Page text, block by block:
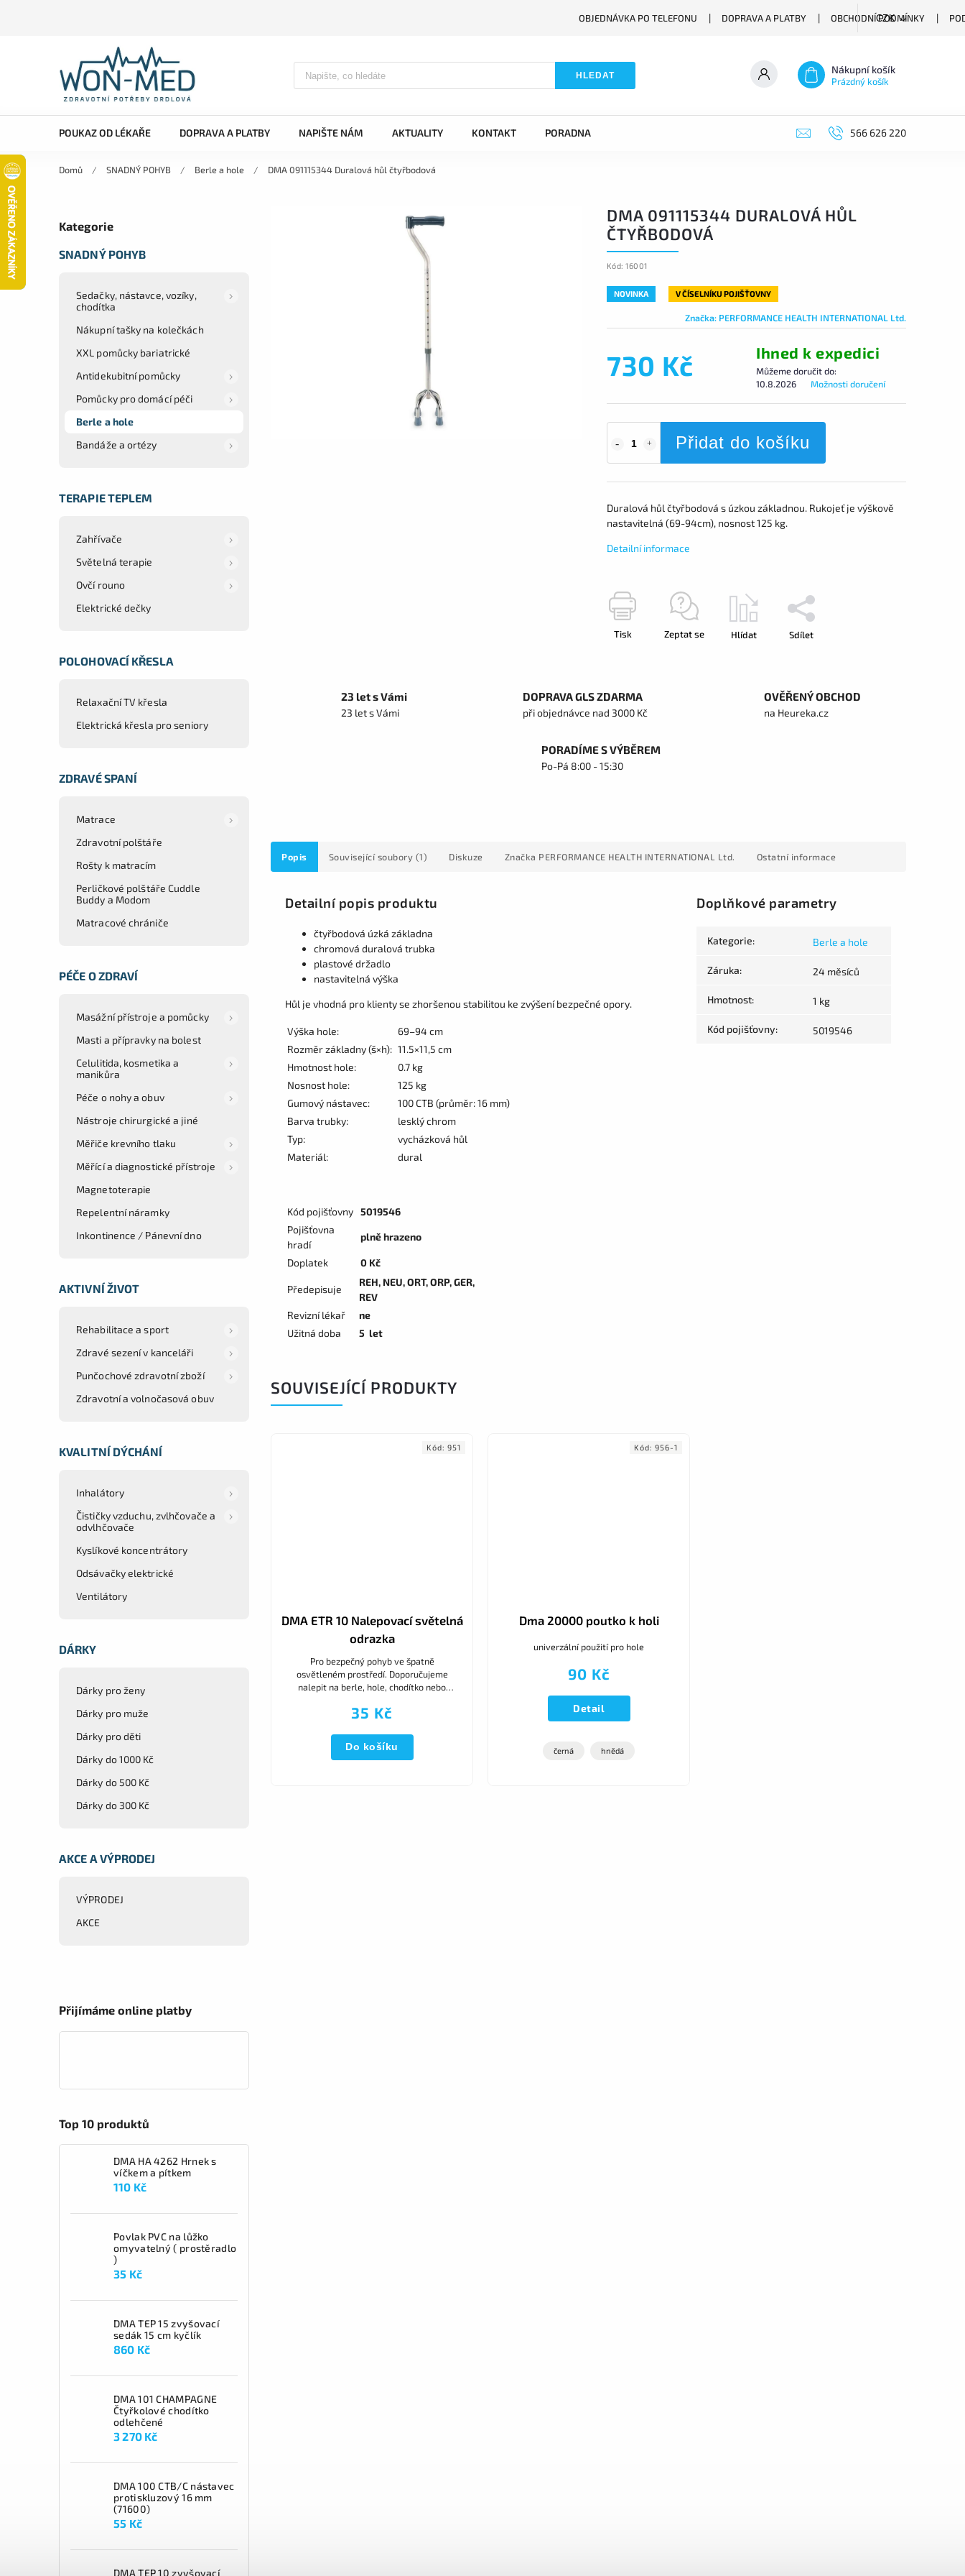
OBJEDNÁVKA PO TELEFONU DOPRAVA A PLATBY OBCHODNÍ PODMÍNKY
CZK
HLEDAT Nákupní košík
Prázdný košík
POUKAZ OD LÉKAŘE DOPRAVA A PLATBY NAPIŠTE NÁM AKTUALITY KONTAKT PORADNA 566 626 220
Domů / SNADNÝ POHYB / Berle a hole / DMA 091115344 Duralová hůl čtyřbodová
Kategorie
SNADNÝ POHYB
Sedačky, nástavce, vozíky,
chodítka
Nákupní tašky na kolečkách
XXL pomůcky bariatrické
Antidekubitní pomůcky
Pomůcky pro domácí péči
Berle a hole
Bandáže a ortézy
TERAPIE TEPLEM
Zahřívače
Světelná terapie
Ovčí rouno
Elektrické dečky
POLOHOVACÍ KŘESLA
Relaxační TV křesla
Elektrická křesla pro seniory
ZDRAVÉ SPANÍ
Matrace
Zdravotní polštáře
Rošty k matracím
Perličkové polštáře Cuddle
Buddy a Modom
Matracové chrániče
PÉČE O ZDRAVÍ
Masážní přístroje a pomůcky
Masti a přípravky na bolest
Celulitida, kosmetika a
manikůra
Péče o nohy a obuv
Nástroje chirurgické a jiné
Měřiče krevního tlaku
Měřící a diagnostické přístroje
Magnetoterapie
Repelentní náramky
Inkontinence / Pánevní dno
AKTIVNÍ ŽIVOT
Rehabilitace a sport
Zdravé sezení v kanceláři
Punčochové zdravotní zboží
Zdravotní a volnočasová obuv
KVALITNÍ DÝCHÁNÍ
Inhalátory
Čističky vzduchu, zvlhčovače a
odvlhčovače
Kyslíkové koncentrátory
Odsávačky elektrické
Ventilátory
DÁRKY
Dárky pro ženy
Dárky pro muže
Dárky pro děti
Dárky do 1000 Kč
Dárky do 500 Kč
Dárky do 300 Kč
AKCE A VÝPRODEJ
VÝPRODEJ
AKCE
Přijímáme online platby
Top 10 produktů
DMA HA 4262 Hrnek s
víčkem a pítkem
110 Kč
Povlak PVC na lůžko
omyvatelný ( prostěradlo
)
35 Kč
DMA TEP 15 zvyšovací
sedák 15 cm kyčlík
860 Kč
DMA 101 CHAMPAGNE
Čtyřkolové chodítko
odlehčené
3 270 Kč
DMA 100 CTB/C nástavec
protiskluzový 16 mm
(71600)
55 Kč
DMA TEP 10 zvyšovací
DMA 091115344 DURALOVÁ HŮL
ČTYŘBODOVÁ
Kód: 16001
NOVINKA V ČÍSELNÍKU POJIŠŤOVNY
Značka: PERFORMANCE HEALTH INTERNATIONAL Ltd.
730 Kč Ihned k expedici
Můžeme doručit do:
10.8.2026
Možnosti doručení
Přidat do košíku
Duralová hůl čtyřbodová s úzkou základnou. Rukojeť je výškově
nastavitelná (69-94cm), nosnost 125 kg.
Detailní informace
Tisk Zeptat se Hlídat Sdílet
23 let s Vámi
23 let s Vámi
DOPRAVA GLS ZDARMA
při objednávce nad 3000 Kč
OVĚŘENÝ OBCHOD
na Heureka.cz
PORADÍME S VÝBĚREM
Po-Pá 8:00 - 15:30
Popis Související soubory (1) Diskuze Značka PERFORMANCE HEALTH INTERNATIONAL Ltd. Ostatní informace
Detailní popis produktu
čtyřbodová úzká základna
chromová duralová trubka
plastové držadlo
nastavitelná výška
Hůl je vhodná pro klienty se zhoršenou stabilitou ke zvýšení bezpečné opory.
Výška hole:
69–94 cm
Rozměr základny (š×h): 11.5×11,5 cm
Hmotnost hole:
0.7 kg
Nosnost hole:
125 kg
Gumový nástavec:
100 CTB (průměr: 16 mm)
Barva trubky:
lesklý chrom
Typ:
vycházková hůl
Materiál:
dural
Kód pojišťovny 5019546
Pojišťovna
hradí
plně hrazeno
Doplatek 0 Kč
Předepisuje
REH, NEU, ORT, ORP, GER,
REV
Revizní lékař
ne
Užitná doba
5 let
Doplňkové parametry
Kategorie: Berle a hole
Záruka: 24 měsíců
Hmotnost: 1 kg
Kód pojišťovny: 5019546
SOUVISEJÍCÍ PRODUKTY
DMA ETR 10 Nalepovací světelná
odrazka
35 Kč
Do košíku
Pro bezpečný pohyb ve špatně
osvětleném prostředí. Doporučujeme
nalepit na berle, hole, chodítko nebo
Kód: 951
Dma 20000 poutko k holi
90 Kč
Detail
univerzální použití pro hole
černá hnědá
Kód: 956-1